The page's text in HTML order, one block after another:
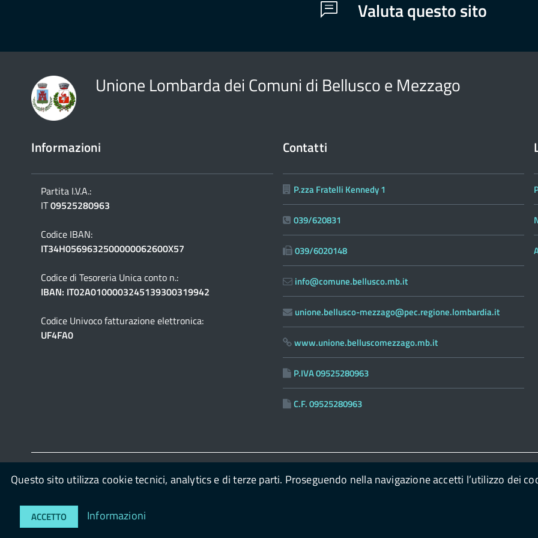
Valuta questo sito
Unione Lombarda dei Comuni di Bellusco e Mezzago
Informazioni
Partita I.V.A.:
IT09525280963
Codice IBAN:
IT34H0569632500000062600X57
Codice di Tesoreria Unica conto n.:
IBAN: IT02A0100003245139300319942
Codice Univoco fatturazione elettronica:
UF4FA0
Contatti
P.zza Fratelli Kennedy 1
039/620831
039/6020148
info@comune.bellusco.mb.it
unione.bellusco-mezzago@pec.regione.lombardia.it
www.unione.belluscomezzago.mb.it
P.IVA 09525280963
C.F. 09525280963
© 2026 Unione Lombarda dei Comuni di Bellusco e Mezzago powered byOpenPa con il supporto di
Questo sito utilizza cookie tecnici, analytics e di terze parti. Proseguendo nella navigazione accetti l’utilizzo dei
ACCETTO Informazioni